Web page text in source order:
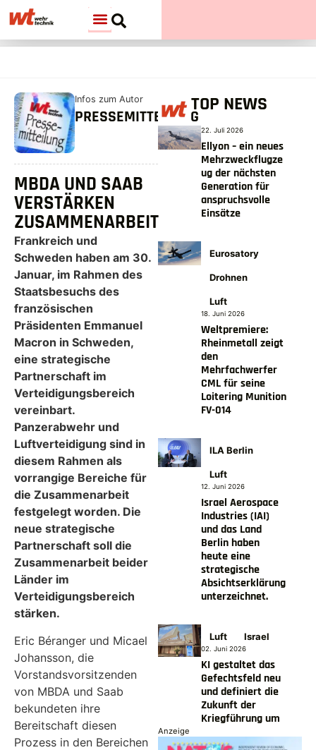
Infos zum Autor
PRESSEMITTEILUNG
MBDA UND SAAB
VERSTÄRKEN
ZUSAMMENARBEIT
Frankreich und
Schweden haben am 30.
Januar, im Rahmen des
Staatsbesuchs des
französischen
Präsidenten Emmanuel
Macron in Schweden,
eine strategische
Partnerschaft im
Verteidigungsbereich
vereinbart.
Panzerabwehr und
Luftverteidigung sind in
diesem Rahmen als
vorrangige Bereiche für
die Zusammenarbeit
festgelegt worden. Die
neue strategische
Partnerschaft soll die
Zusammenarbeit beider
Länder im
Verteidigungsbereich
stärken.
Eric Béranger und Micael
Johansson, die
Vorstandsvorsitzenden
von MBDA und Saab
bekundeten ihre
Bereitschaft diesen
Prozess in den Bereichen
TOP NEWS
22. Juli 2026
Ellyon – ein neues
Mehrzweckflugze
ug der nächsten
Generation für
anspruchsvolle
Einsätze
Eurosatory
Drohnen
Luft
18. Juni 2026
Weltpremiere:
Rheinmetall zeigt
den
Mehrfachwerfer
CML für seine
Loitering Munition
FV-014
ILA Berlin
Luft
12. Juni 2026
Israel Aerospace
Industries (IAI)
und das Land
Berlin haben
heute eine
strategische
Absichtserklärung
unterzeichnet.
Luft Israel
02. Juni 2026
KI gestaltet das
Gefechtsfeld neu
und definiert die
Zukunft der
Kriegführung um
Anzeige